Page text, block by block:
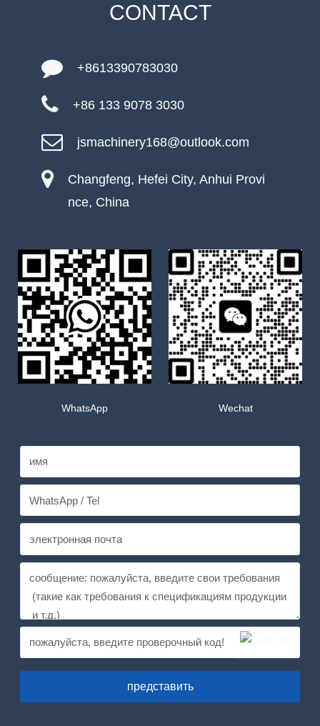
CONTACT
+8613390783030
+86 133 9078 3030
jsmachinery168@outlook.com
Changfeng, Hefei City, Anhui Provi
nce, China
WhatsApp Wechat
представить